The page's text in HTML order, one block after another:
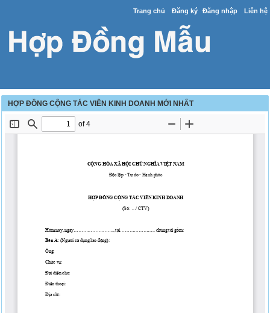
Trang chủ Đăng ký Đăng nhập Liên hệ
HỢP ĐỒNG CỘNG TÁC VIÊN KINH DOANH MỚI NHẤT